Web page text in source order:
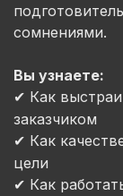
сомнениями.
Вы узнаете:
✔ Как
заказчиком
✔ Как
цели
✔ Как